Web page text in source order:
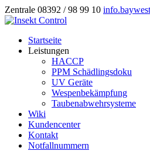
Zentrale 08392 / 98 99 10
Startseite
Leistungen
HACCP
PPM Schädlingsdoku
UV Geräte
Wespenbekämpfung
Taubenabwehrsysteme
Wiki
Kundencenter
Kontakt
Notfallnummern